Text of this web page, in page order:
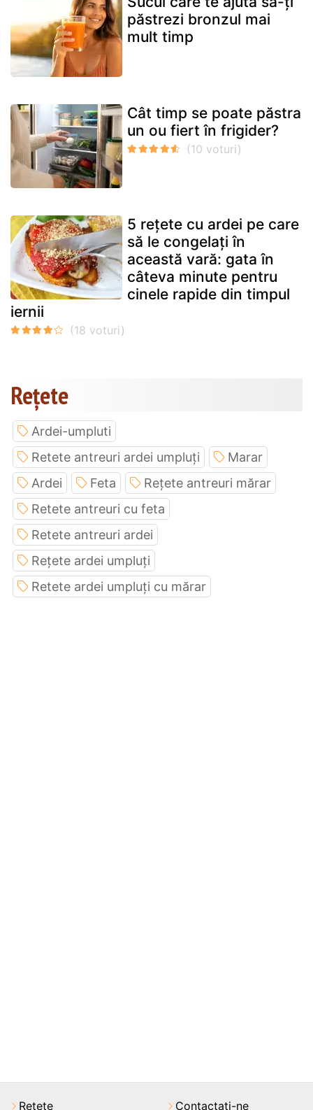
păstrezi bronzul mai
mult timp
Cât timp se poate păstra
un ou fiert în frigider?
5 rețete cu ardei pe care
să le congelați în
această vară: gata în
câteva minute pentru
cinele rapide din timpul
iernii
Rețete
Ardei-umpluti
Retete antreuri ardei umpluți
Marar
Ardei
Feta
Rețete antreuri mărar
Retete antreuri cu feta
Retete antreuri ardei
Rețete ardei umpluți
Retete ardei umpluți cu mărar
Rețete Contactați-ne